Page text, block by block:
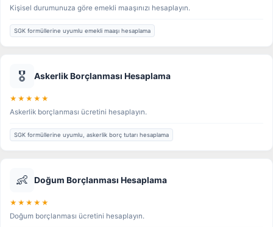
Kişisel durumunuza göre emekli maaşınızı hesaplayın.
SGK formüllerine uyumlu emekli maaşı hesaplama
🎖️ Askerlik Borçlanması Hesaplama
★★★★★
Askerlik borçlanması ücretini hesaplayın.
SGK formüllerine uyumlu, askerlik borç tutarı hesaplama
👶 Doğum Borçlanması Hesaplama
★★★★★
Doğum borçlanması ücretini hesaplayın.